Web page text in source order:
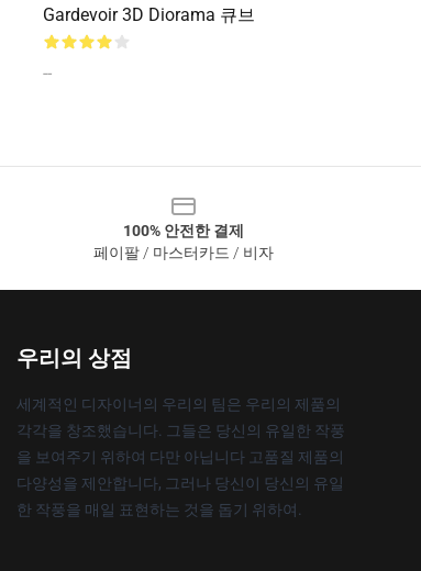
Gardevoir 3D Diorama 큐브
--
100% 안전한 결제
페이팔 / 마스터카드 / 비자
우리의 상점
세계적인 디자이너의 우리의 팀은 우리의 제품의
각각을 창조했습니다. 그들은 당신의 유일한 작풍
을 보여주기 위하여 다만 아닙니다 고품질 제품의
다양성을 제안합니다, 그러나 당신이 당신의 유일
한 작풍을 매일 표현하는 것을 돕기 위하여.